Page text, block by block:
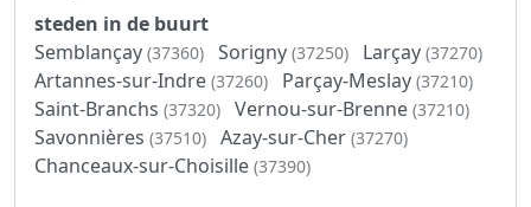
steden in de buurt
Semblançay (37360) Sorigny (37250) Larçay (37270)
Artannes-sur-Indre (37260) Parçay-Meslay (37210)
Saint-Branchs (37320) Vernou-sur-Brenne (37210)
Savonnières (37510) Azay-sur-Cher (37270)
Chanceaux-sur-Choisille (37390)